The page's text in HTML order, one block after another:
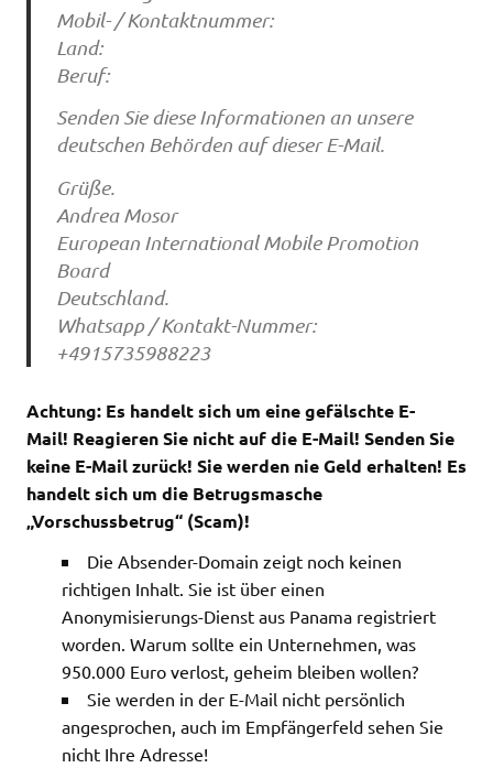
Mobil- / Kontaktnummer:
Land:
Beruf:
Senden Sie diese Informationen an unsere
deutschen Behörden auf dieser E-Mail.
Grüße.
Andrea Mosor
European International Mobile Promotion
Board
Deutschland.
Whatsapp / Kontakt-Nummer:
+4915735988223
Achtung: Es handelt sich um eine gefälschte E-
Mail! Reagieren Sie nicht auf die E-Mail! Senden Sie
keine E-Mail zurück! Sie werden nie Geld erhalten! Es
handelt sich um die Betrugsmasche
„Vorschussbetrug“ (Scam)!
Die Absender-Domain zeigt noch keinen
richtigen Inhalt. Sie ist über einen
Anonymisierungs-Dienst aus Panama registriert
worden. Warum sollte ein Unternehmen, was
950.000 Euro verlost, geheim bleiben wollen?
Sie werden in der E-Mail nicht persönlich
angesprochen, auch im Empfängerfeld sehen Sie
nicht Ihre Adresse!